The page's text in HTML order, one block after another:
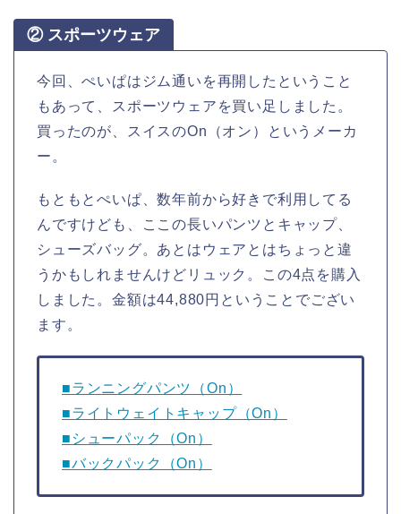
② スポーツウェア
今回、ぺいぱはジム通いを再開したということ
もあって、スポーツウェアを買い足しました。
買ったのが、スイスのOn（オン）というメーカ
ー。
もともとぺいぱ、数年前から好きで利用してる
んですけども、ここの長いパンツとキャップ、
シューズバッグ。あとはウェアとはちょっと違
うかもしれませんけどリュック。この4点を購入
しました。金額は44,880円ということでござい
ます。
■ランニングパンツ（On）
■ライトウェイトキャップ（On）
■シューパック（On）
■バックパック（On）